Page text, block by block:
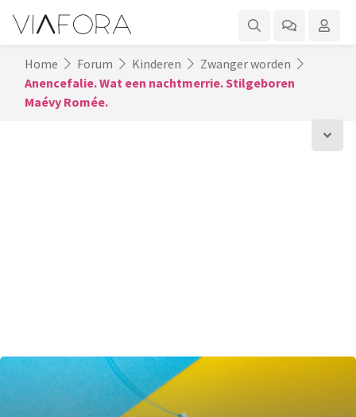
Home Forum Kinderen
Zwanger worden
Anencefalie. Wat een nachtmerrie. Stilgeboren
Maévy Romée.